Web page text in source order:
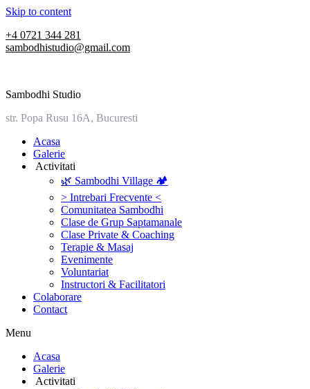
Skip to content
+4 0721 344 281
sambodhistudio@gmail.com
Sambodhi Studio
str. Popa Rusu 16A, Bucuresti
‎Acasa
Galerie
‎ ‎Activitati‎
🌿 Sambodhi Village 🏕️
> Intrebari Frecvente <
Comunitatea Sambodhi
Clase de Grup Saptamanale
Clase Private & Coaching
Terapie & Masaj
‎Evenimente
Voluntariat
‏‏‎Instructori & Facilitatori
Colaborare
Contact
Menu
‎Acasa
Galerie
‎ ‎Activitati‎